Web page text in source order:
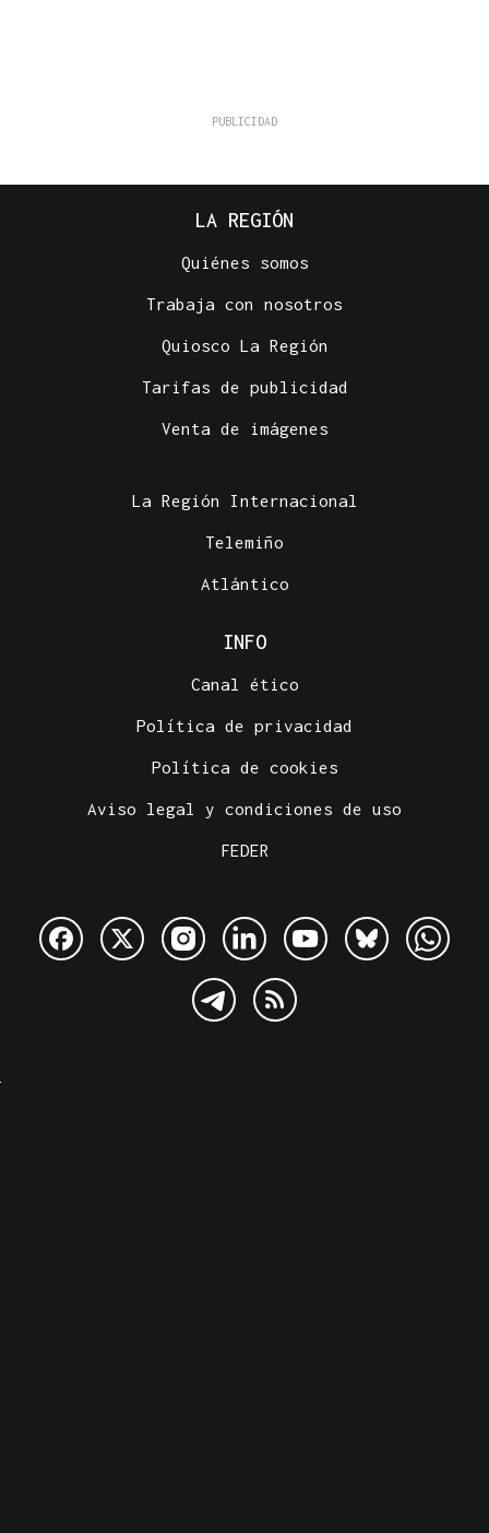
LA REGIÓN
Quiénes somos
Trabaja con nosotros
Quiosco La Región
Tarifas de publicidad
Venta de imágenes
La Región Internacional
Telemiño
Atlántico
INFO
Canal ético
Política de privacidad
Política de cookies
Aviso legal y condiciones de uso
FEDER